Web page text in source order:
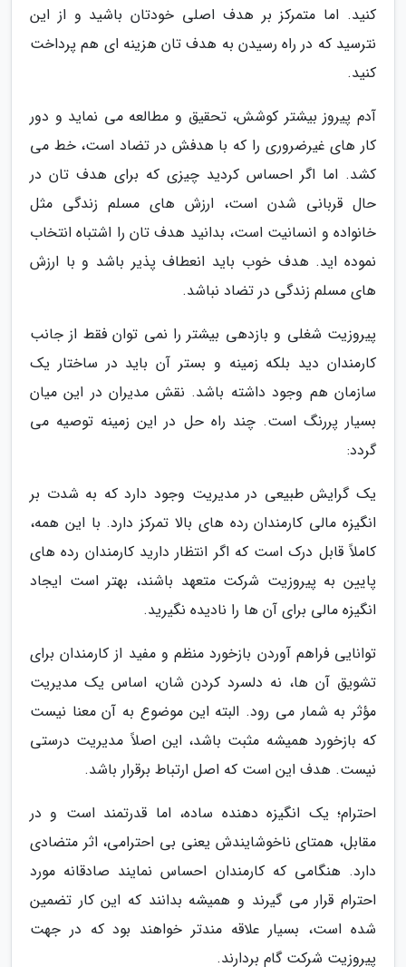
کنید. اما متمرکز بر هدف اصلی خودتان باشید و از این
نترسید که در راه رسیدن به هدف تان هزینه ای هم پرداخت
کنید.
آدم پیروز بیشتر کوشش، تحقیق و مطالعه می نماید و دور
کار های غیرضروری را که با هدفش در تضاد است، خط می
کشد. اما اگر احساس کردید چیزی که برای هدف تان در
حال قربانی شدن است، ارزش های مسلم زندگی مثل
خانواده و انسانیت است، بدانید هدف تان را اشتباه انتخاب
نموده اید. هدف خوب باید انعطاف پذیر باشد و با ارزش
های مسلم زندگی در تضاد نباشد.
پیروزیت شغلی و بازدهی بیشتر را نمی توان فقط از جانب
کارمندان دید بلکه زمینه و بستر آن باید در ساختار یک
سازمان هم وجود داشته باشد. نقش مدیران در این میان
بسیار پررنگ است. چند راه حل در این زمینه توصیه می
گردد:
یک گرایش طبیعی در مدیریت وجود دارد که به شدت بر
انگیزه مالی کارمندان رده های بالا تمرکز دارد. با این همه،
کاملاً قابل درک است که اگر انتظار دارید کارمندان رده های
پایین به پیروزیت شرکت متعهد باشند، بهتر است ایجاد
انگیزه مالی برای آن ها را نادیده نگیرید.
توانایی فراهم آوردن بازخورد منظم و مفید از کارمندان برای
تشویق آن ها، نه دلسرد کردن شان، اساس یک مدیریت
مؤثر به شمار می رود. البته این موضوع به آن معنا نیست
که بازخورد همیشه مثبت باشد، این اصلاً مدیریت درستی
نیست. هدف این است که اصل ارتباط برقرار باشد.
احترام؛ یک انگیزه دهنده ساده، اما قدرتمند است و در
مقابل، همتای ناخوشایندش یعنی بی احترامی، اثر متضادی
دارد. هنگامی که کارمندان احساس نمایند صادقانه مورد
احترام قرار می گیرند و همیشه بدانند که این کار تضمین
شده است، بسیار علاقه مندتر خواهند بود که در جهت
پیروزیت شرکت گام بردارند.